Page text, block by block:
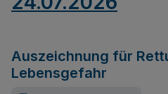
Auszeichnung für
Lebensgefahr